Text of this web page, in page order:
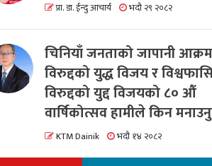
प्रा. डा. ईन्दु आचार्य भदौ २९ २०८२
चिनियाँ जनताको जापानी
विरुद्दको युद्ध विजय र
विरुद्दको युद्द विजयको ८० औं
वार्षिकोत्सव हामीले किन
KTM Dainik भदौ १४ २०८२